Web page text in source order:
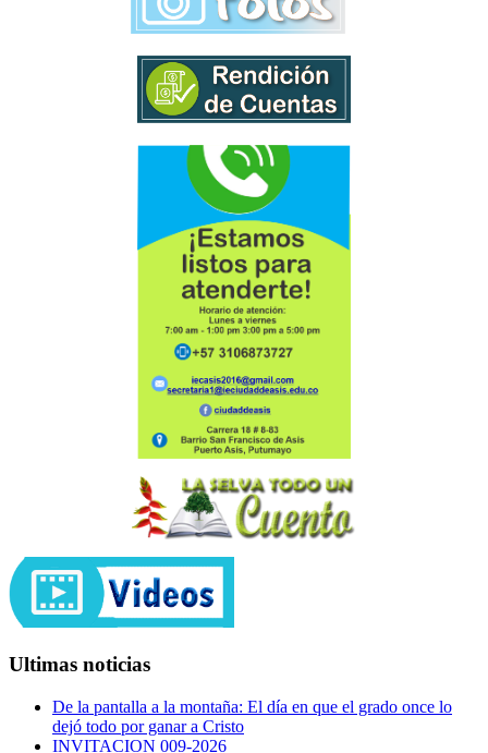
Ultimas noticias
De la pantalla a la montaña: El día en que el grado once lo
dejó todo por ganar a Cristo
INVITACION 009-2026